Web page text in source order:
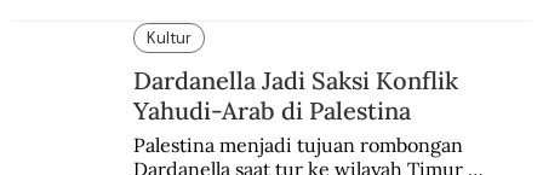
enam dekade lampau.
Kultur
Dardanella Jadi Saksi Konflik
Yahudi-Arab di Palestina
Palestina menjadi tujuan rombongan
Dardanella saat tur ke wilayah Timur